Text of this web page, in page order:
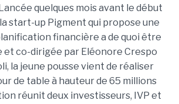
quelques mois avant le début
start-up Pigment qui propose une
financière a de quoi être
et co-dirigée par Eléonore Crespo
la jeune pousse vient de réaliser
de table à hauteur de 65 millions
réunit deux investisseurs, IVP et